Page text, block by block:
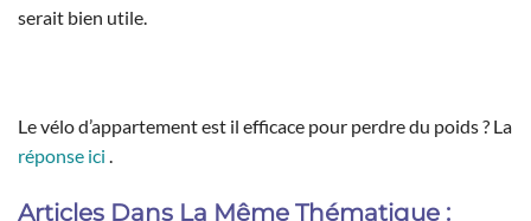
serait bien utile.
Le vélo d’appartement est il efficace pour perdre du poids ? La
réponse ici
Articles Dans La Même Thématique :